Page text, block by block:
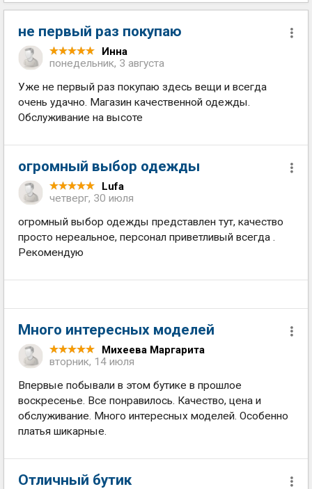
не первый раз покупаю
Инна
понедельник, 3 августа
Уже не первый раз покупаю здесь вещи и всегда
очень удачно. Магазин качественной одежды.
Обслуживание на высоте
огромный выбор одежды
Lufa
четверг, 30 июля
огромный выбор одежды представлен тут, качество
просто нереальное, персонал приветливый всегда .
Рекомендую
Много интересных моделей
Михеева Маргарита
вторник, 14 июля
Впервые побывали в этом бутике в прошлое
воскресенье. Все понравилось. Качество, цена и
обслуживание. Много интересных моделей. Особенно
платья шикарные.
Отличный бутик